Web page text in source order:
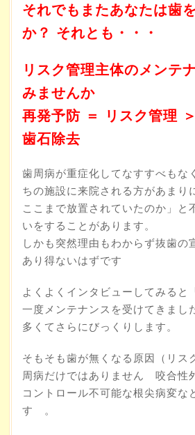
それでもまたあなたは歯
か？ それとも・・・
リスク管理主体のメンテ
みませんか
再発予防 ＝ リスク管理
歯石除去
歯周病が重症化してなすすべもな
ちの施設に来院される方があまり
ここまで放置されていたのか」と
いをすることがあります。
しかも突然理由もわからず抜歯の
あり得ないはずです
よくよくインタビューしてみると
一度メンテナンスを受けてきま
多くてさらにびっくりします。
そもそも歯が無くなる原因（リ
周病だけではありません 咬合
コントロール不可能な根尖病変な
す 。